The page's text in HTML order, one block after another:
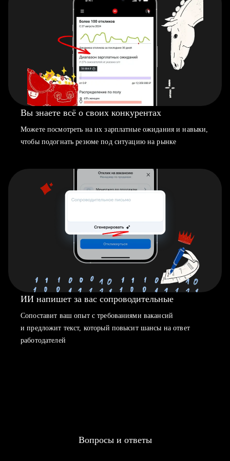
Вы знаете всё о своих конкурентах
Можете посмотреть на их зарплатные ожидания и навыки,
чтобы подогнать резюме под ситуацию на рынке
ИИ напишет за вас сопроводительные
Сопоставит ваш опыт с требованиями вакансий
и предложит текст, который повысит шансы на ответ
работодателей
Вопросы и ответы